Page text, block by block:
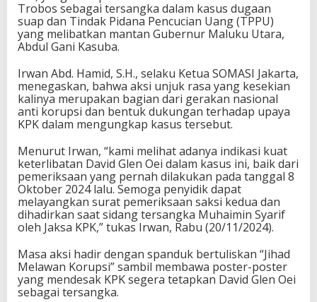
Trobos sebagai tersangka dalam kasus dugaan
suap dan Tindak Pidana Pencucian Uang (TPPU)
yang melibatkan mantan Gubernur Maluku Utara,
Abdul Gani Kasuba.
Irwan Abd. Hamid, S.H., selaku Ketua SOMASI Jakarta,
menegaskan, bahwa aksi unjuk rasa yang kesekian
kalinya merupakan bagian dari gerakan nasional
anti korupsi dan bentuk dukungan terhadap upaya
KPK dalam mengungkap kasus tersebut.
Menurut Irwan, “kami melihat adanya indikasi kuat
keterlibatan David Glen Oei dalam kasus ini, baik dari
pemeriksaan yang pernah dilakukan pada tanggal 8
Oktober 2024 lalu. Semoga penyidik dapat
melayangkan surat pemeriksaan saksi kedua dan
dihadirkan saat sidang tersangka Muhaimin Syarif
oleh Jaksa KPK,” tukas Irwan, Rabu (20/11/2024).
Masa aksi hadir dengan spanduk bertuliskan “Jihad
Melawan Korupsi” sambil membawa poster-poster
yang mendesak KPK segera tetapkan David Glen Oei
sebagai tersangka.